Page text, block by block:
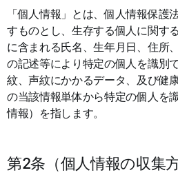
「個人情報」とは、個人情報保護
すものとし、生存する個人に関す
に含まれる氏名、生年月日、住所
の記述等により特定の個人を識別
紋、声紋にかかるデータ、及び健
の当該情報単体から特定の個人を
情報）を指します。
第2条（個人情報の収集方